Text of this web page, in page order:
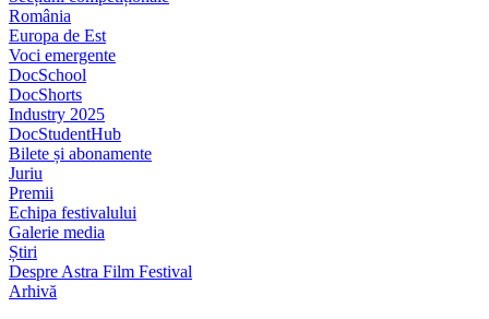
România
Europa de Est
Voci emergente
DocSchool
DocShorts
Industry 2025
DocStudentHub
Bilete și abonamente
Juriu
Premii
Echipa festivalului
Galerie media
Știri
Despre Astra Film Festival
Arhivă